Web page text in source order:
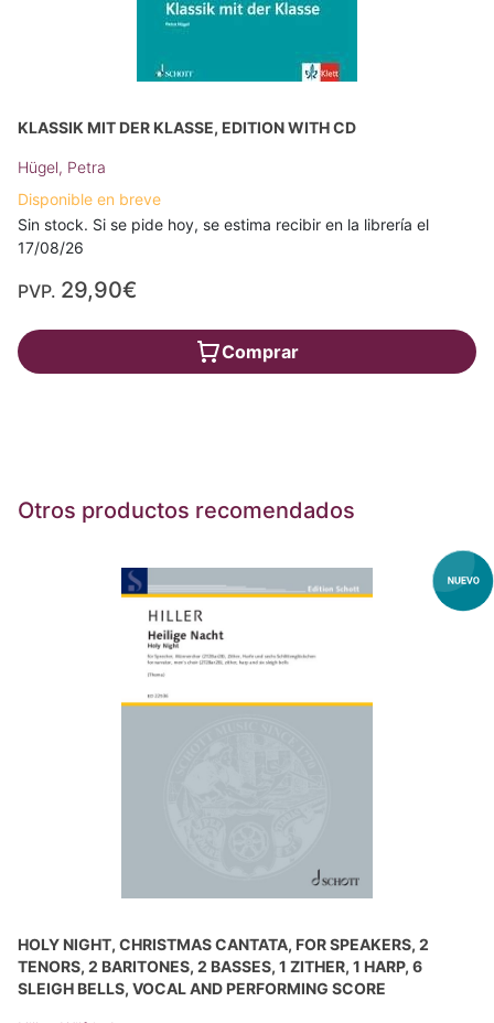
KLASSIK MIT DER KLASSE, EDITION WITH CD
Hügel, Petra
Disponible en breve
Sin stock. Si se pide hoy, se estima recibir en la librería el
17/08/26
PVP. 29,90€
Comprar
Otros productos recomendados
HOLY NIGHT, CHRISTMAS CANTATA, FOR SPEAKERS, 2
TENORS, 2 BARITONES, 2 BASSES, 1 ZITHER, 1 HARP, 6
SLEIGH BELLS, VOCAL AND PERFORMING SCORE